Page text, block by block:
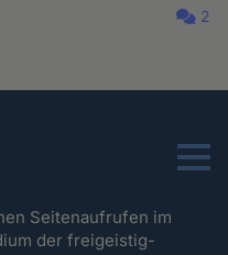
2
Menu
Seitenaufrufen im
der freigeistig-